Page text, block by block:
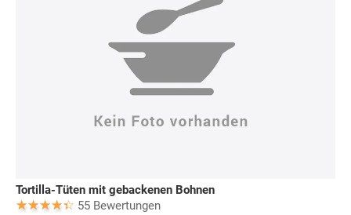
Tortilla-Tüten mit gebackenen Bohnen
55 Bewertungen